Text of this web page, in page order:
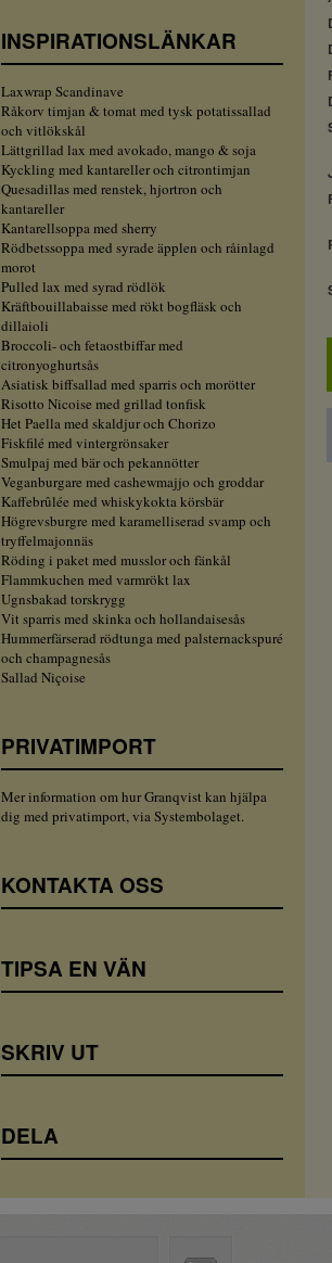
INSPIRATIONSLÄNKAR
Laxwrap Scandinave
Råkorv timjan & tomat med tysk potatissallad
och vitlökskål
Lättgrillad lax med avokado, mango & soja
Kyckling med kantareller och citrontimjan
Quesadillas med renstek, hjortron och
kantareller
Kantarellsoppa med sherry
Rödbetssoppa med syrade äpplen och råinlagd
morot
Pulled lax med syrad rödlök
Kräftbouillabaisse med rökt bogfläsk och
dillaioli
Broccoli- och fetaostbiffar med
citronyoghurtsås
Asiatisk biffsallad med sparris och morötter
Risotto Nicoise med grillad tonfisk
Het Paella med skaldjur och Chorizo
Fiskfilé med vintergrönsaker
Smulpaj med bär och pekannötter
Veganburgare med cashewmajjo och groddar
Kaffebrûlée med whiskykokta körsbär
Högrevsburgre med karamelliserad svamp och
tryffelmajonnäs
Röding i paket med musslor och fänkål
Flammkuchen med varmrökt lax
Ugnsbakad torskrygg
Vit sparris med skinka och hollandaisesås
Hummerfärserad rödtunga med palsternackspuré
och champagnesås
Sallad Niçoise
PRIVATIMPORT
Mer information om hur Granqvist kan hjälpa
dig med privatimport, via Systembolaget.
KONTAKTA OSS
TIPSA EN VÄN
SKRIV UT
DELA